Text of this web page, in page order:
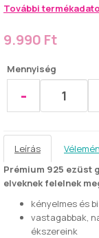
További
9.990 Ft
Mennyiség
-
Leírás
Prémium 925 ezüst
elveknek felelnek
kényelmes és
vastagabbak,
ékszereink